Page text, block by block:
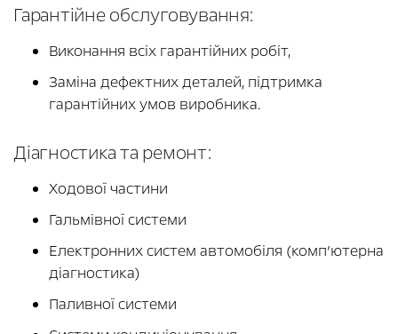
Гарантійне обслуговування:
Виконання всіх гарантійних робіт,
Заміна дефектних деталей, підтримка
гарантійних умов виробника.
Діагностика та ремонт:
Ходової частини
Гальмівної системи
Електронних систем автомобіля (комп’ютерна
діагностика)
Паливної системи